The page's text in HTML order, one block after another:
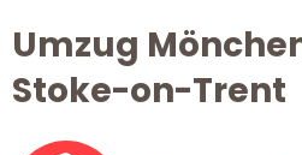
Umzug
Stoke-on-Trent